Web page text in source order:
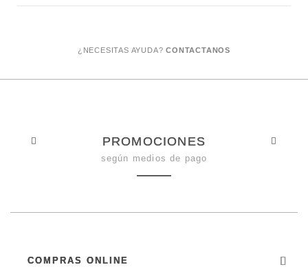
¿NECESITAS AYUDA?CONTACTANOS
PROMOCIONES
según medios de pago
COMPRAS ONLINE